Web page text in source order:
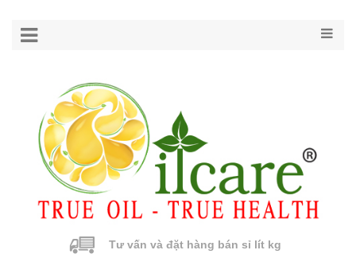
Tư vấn và đặt hàng bán sỉ lít kg